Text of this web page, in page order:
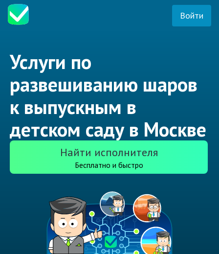
Войти
Услуги по
развешиванию шаров
к выпускным в
детском саду в Москве
Найти исполнителя
Бесплатно и быстро